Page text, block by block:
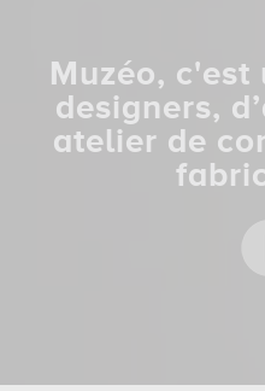
Muzéo, c'est
designers,
atelier de